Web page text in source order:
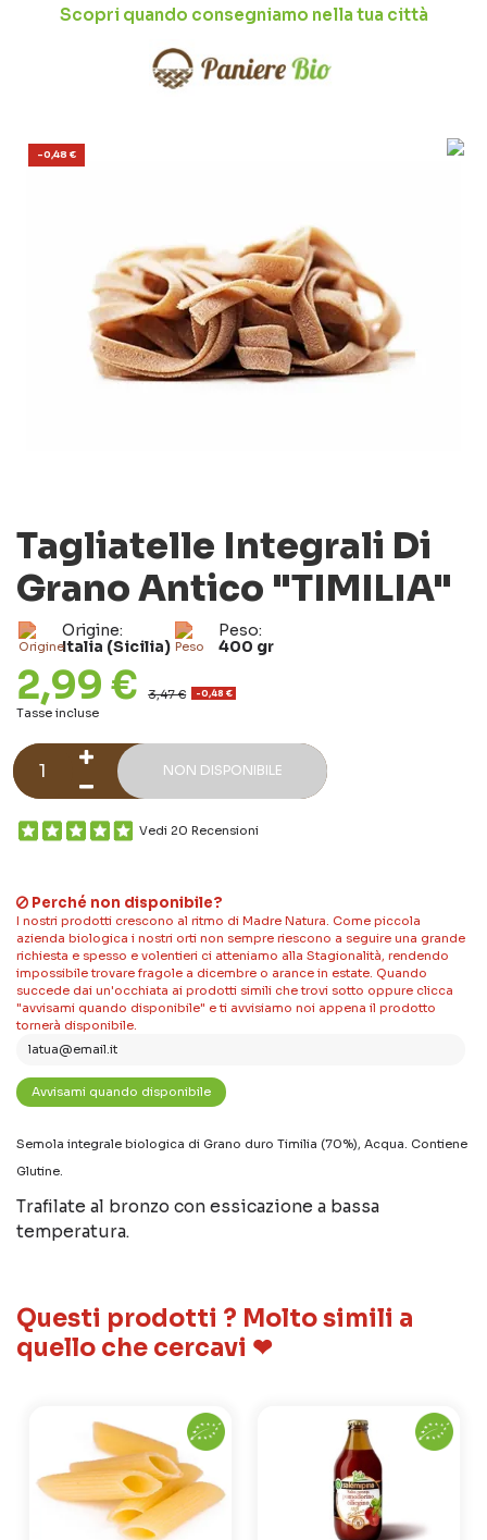
Scopri quando consegniamo nella tua città
-0,48 €
Tagliatelle Integrali Di
Grano Antico "TIMILIA"
Origine:
Italia (Sicilia)
Peso:
400 gr
2,99 € 3,47 € -0,48 €
Tasse incluse
NON DISPONIBILE
Vedi 20 Recensioni
Perché non disponibile?
I nostri prodotti crescono al ritmo di Madre Natura. Come piccola
azienda biologica i nostri orti non sempre riescono a seguire una grande
richiesta e spesso e volentieri ci atteniamo alla Stagionalità, rendendo
impossibile trovare fragole a dicembre o arance in estate. Quando
succede dai un'occhiata ai prodotti simili che trovi sotto oppure clicca
"avvisami quando disponibile" e ti avvisiamo noi appena il prodotto
tornerà disponibile.
Semola integrale biologica di Grano duro Timilia (70%), Acqua. Contiene
Glutine.
Trafilate al bronzo con essicazione a bassa
temperatura.
Questi prodotti ? Molto simili a
quello che cercavi ❤